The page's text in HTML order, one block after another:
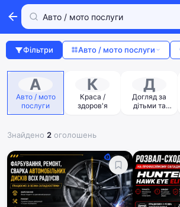
Фільтри Авто / мото послуги
А
Авто / мото
послуги
К
Краса /
здоров'я
Д
Догляд за
дітьми та
Знайдено 2 оголошень